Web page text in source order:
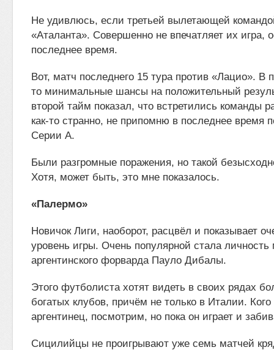
Не удивлюсь, если третьей вылетающей
«Аталанта». Совершенно не впечатляет их игра,
последнее время.
Вот, матч последнего 15 тура против «Лацио». В
то минимальные шансы на положительный
второй тайм показал, что встретились команды
как-то странно, не припомню в последнее время
Серии А.
Были разгромные поражения, но такой
Хотя, может быть, это мне показалось.
«Палермо»
Новичок Лиги, наоборот, расцвёл и показывает
уровень игры. Очень популярной стала личность
аргентинского форварда Пауло Дибалы.
Этого футболиста хотят видеть в своих рядах
богатых клубов, причём не только в Италии.
аргентинец, посмотрим, но пока он играет и
Сицилийцы не проигрывают уже семь матчей